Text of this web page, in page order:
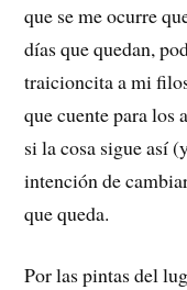
que se me ocurre
días que quedan,
traicioncita a mi
que cuente para los
si la cosa sigue así
intención de
que queda.
Por las pintas del